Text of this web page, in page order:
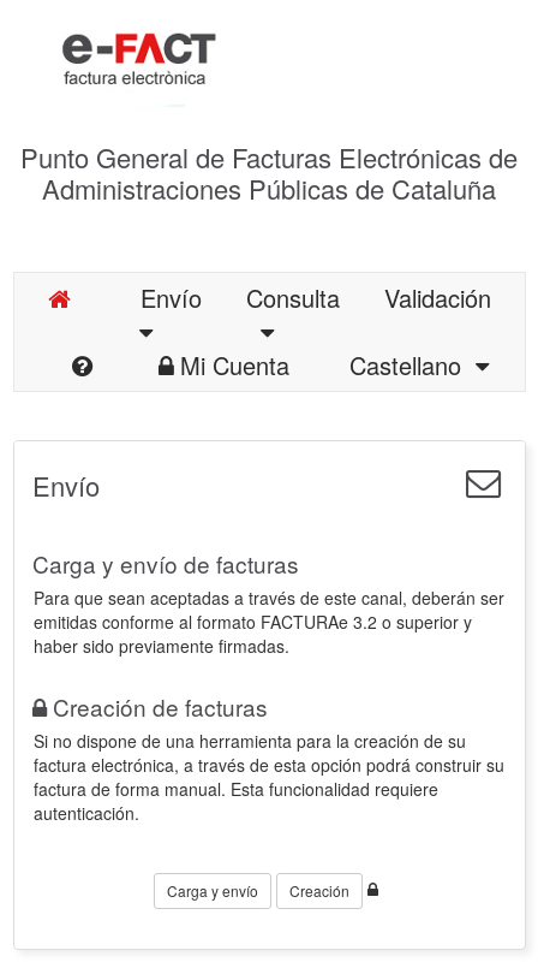
Punto General de Facturas Electrónicas de
Administraciones Públicas de Cataluña
Envío Consulta
Validación
Mi Cuenta
Castellano
Envío
Carga y envío de facturas
Para que sean aceptadas a través de este canal, deberán ser
emitidas conforme al formato FACTURAe 3.2 o superior y
haber sido previamente firmadas.
Creación de facturas
Si no dispone de una herramienta para la creación de su
factura electrónica, a través de esta opción podrá construir su
factura de forma manual. Esta funcionalidad requiere
autenticación.
Carga y envío Creación